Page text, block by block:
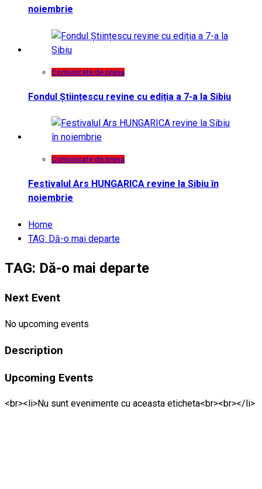
noiembrie
Comunicate de presa
Fondul Științescu revine cu ediția a 7-a la Sibiu
Comunicate de presa
Festivalul Ars HUNGARICA revine la Sibiu în
noiembrie
Home
TAG: Dă-o mai departe
TAG: Dă-o mai departe
Next Event
No upcoming events
Description
Upcoming Events
<br><li>Nu sunt evenimente cu aceasta eticheta<br><br></li>